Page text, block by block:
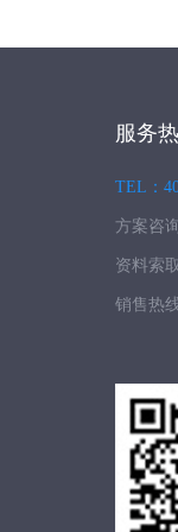
服务
TEL：
方案咨
资料索
销售热